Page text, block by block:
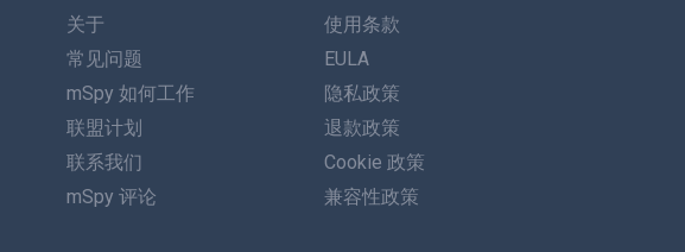
葡萄牙语
意大利语
关于
常见问题
mSpy 如何工作
联盟计划
联系我们
mSpy 评论
使用条款
EULA
隐私政策
退款政策
Cookie 政策
兼容性政策